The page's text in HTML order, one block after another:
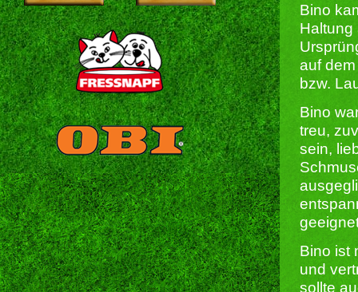
Bino
Haltung
auf
bzw.
Bino
treu,
sein,
Bino ist
und
sollte